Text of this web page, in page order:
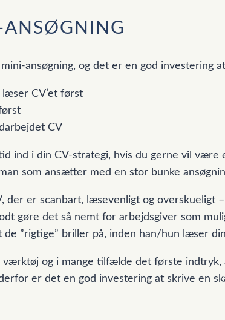
ANSØGNING
ansøgning, og det er en god investering
CV’et først
CV
ind i din CV-strategi, hvis du gerne vil være
som ansætter med en stor bunke
er scanbart, læsevenligt og overskueligt
gøre det så nemt for arbejdsgiver som
”rigtige” briller på, inden han/hun læser
værktøj og i mange tilfælde det første indtryk,
er det en god investering at skrive en